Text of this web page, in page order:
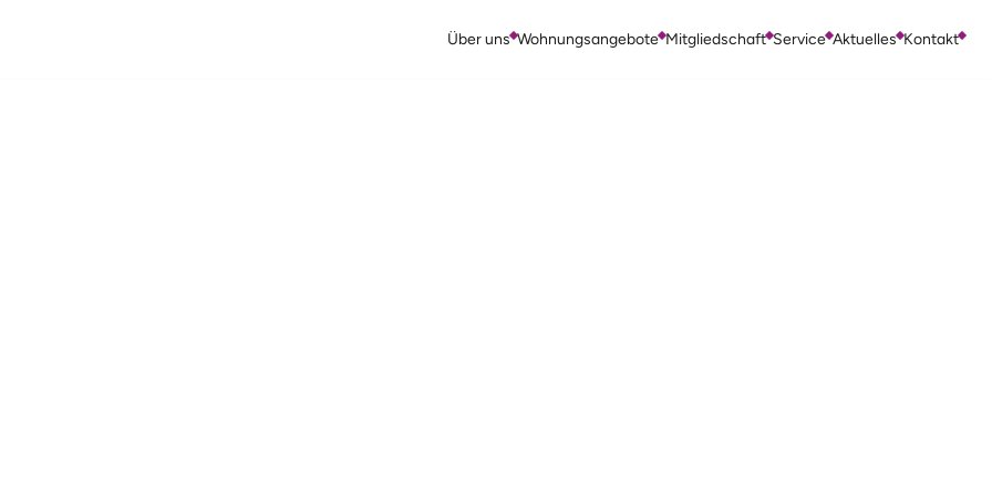
Über uns Wohnungsangebote Mitgliedschaft Service Aktuelles Kontakt